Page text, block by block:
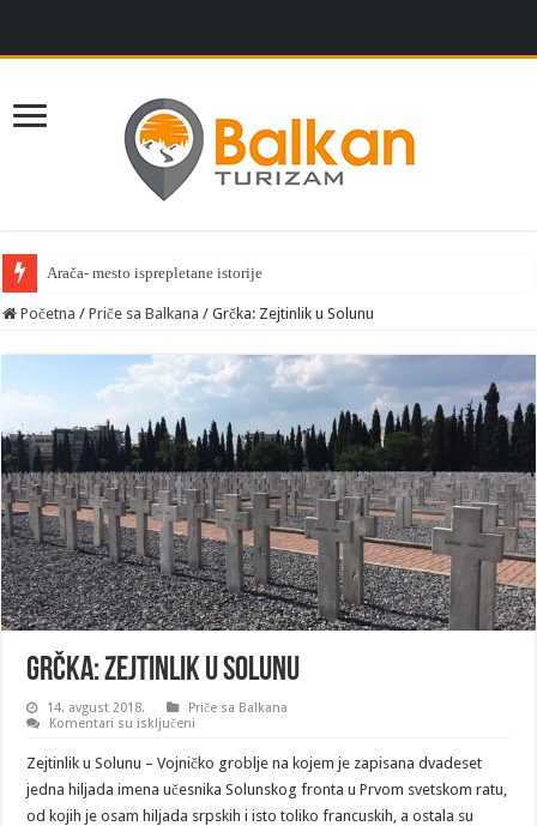
Arača- mesto isprepletane istorije
Početna / Priče sa Balkana / Grčka: Zejtinlik u Solunu
Grčka: Zejtinlik u Solunu
14. avgust 2018.
Priče sa Balkana
Komentari su isključeni
Zejtinlik
u
Solunu
Zejtinlik u Solunu – Vojničko groblje na kojem je zapisana dvadeset
jedna hiljada imena učesnika Solunskog fronta u Prvom svetskom ratu,
od kojih je osam hiljada srpskih i isto toliko francuskih, a ostala su